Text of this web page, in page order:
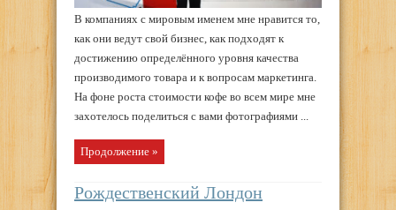
В компаниях с мировым именем мне нравится то,
как они ведут свой бизнес, как подходят к
достижению определённого уровня качества
производимого товара и к вопросам маркетинга.
На фоне роста стоимости кофе во всем мире мне
захотелось поделиться с вами фотографиями ...
Продолжение »
Рождественский Лондон